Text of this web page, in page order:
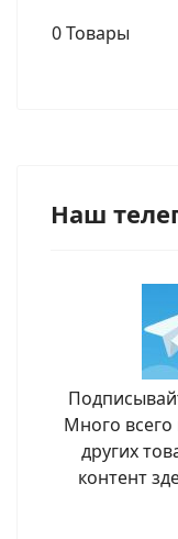
0Товары
Наш
Много всего
других
контент